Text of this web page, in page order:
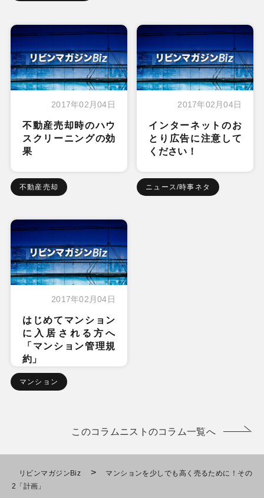
2017年02月04日
不動産売却時のハウ
スクリーニングの効
果
不動産売却
2017年02月04日
インターネットのお
とり広告に注意して
ください！
ニュース/時事ネタ
2017年02月04日
はじめてマンション
に入居される方へ
「マンション管理規
約」
マンション
このコラムニストのコラム一覧へ
リビンマガジンBiz >
マンションを少しでも高く売るために！その
2「計画」